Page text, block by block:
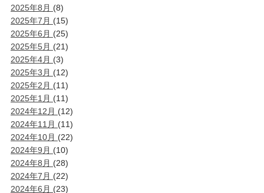
2025年8月 (8)
2025年7月 (15)
2025年6月 (25)
2025年5月 (21)
2025年4月 (3)
2025年3月 (12)
2025年2月 (11)
2025年1月 (11)
2024年12月 (12)
2024年11月 (11)
2024年10月 (22)
2024年9月 (10)
2024年8月 (28)
2024年7月 (22)
2024年6月 (23)